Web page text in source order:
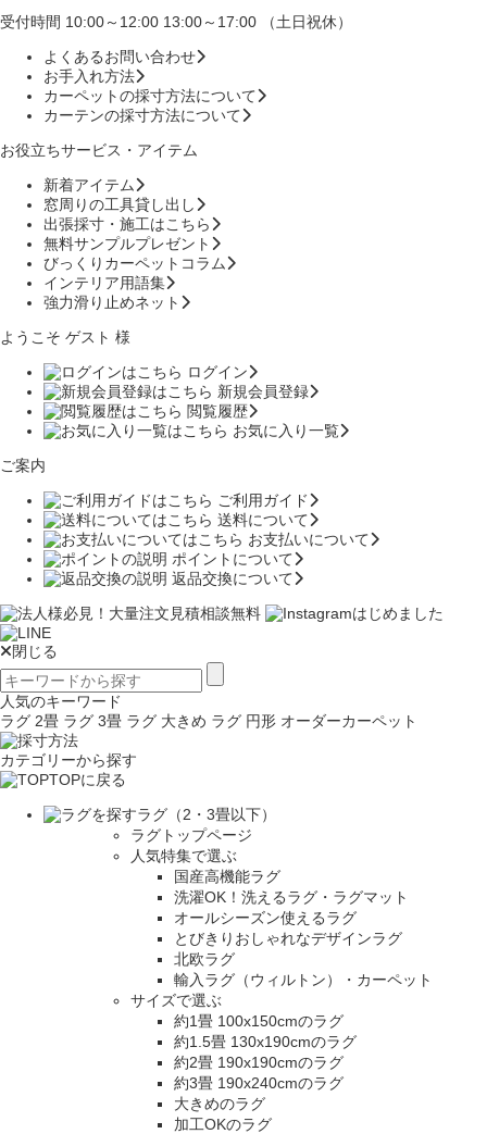
受付時間 10:00～12:00 13:00～17:00 （土日祝休）
よくあるお問い合わせ
お手入れ方法
カーペットの採寸方法について
カーテンの採寸方法について
お役立ちサービス・アイテム
新着アイテム
窓周りの工具貸し出し
出張採寸・施工はこちら
無料サンプルプレゼント
びっくりカーペットコラム
インテリア用語集
強力滑り止めネット
ようこそ ゲスト 様
ログイン
新規会員登録
閲覧履歴
お気に入り一覧
ご案内
ご利用ガイド
送料について
お支払いについて
ポイントについて
返品交換について
閉じる
人気のキーワード
ラグ 2畳 ラグ 3畳 ラグ 大きめ ラグ 円形 オーダーカーペット
カテゴリーから探す
TOPに戻る
ラグ（2・3畳以下）
ラグトップページ
人気特集で選ぶ
国産高機能ラグ
洗濯OK！洗えるラグ・ラグマット
オールシーズン使えるラグ
とびきりおしゃれなデザインラグ
北欧ラグ
輸入ラグ（ウィルトン）・カーペット
サイズで選ぶ
約1畳 100x150cmのラグ
約1.5畳 130x190cmのラグ
約2畳 190x190cmのラグ
約3畳 190x240cmのラグ
大きめのラグ
加工OKのラグ